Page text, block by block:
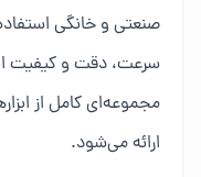
صنعتی و خانگی
سرعت، دقت و کیفیت
مجموعه‌ای کامل از
ارائه می‌شود.